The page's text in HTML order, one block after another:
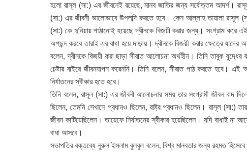
হলো রাসূল (সা:) এর জীবনেই রয়েছে, মানব জাতির জন্য সর্বোত্তম আদর্শ।
(সা:) এর জীবনী ভালোভাবে উপলব্দি করতে হবে। কেন আল্লাহ তায়ালা রাসূল
(সা:) কে দুনিয়ায় পাঠানোই হয়েছে দ্বীনকে বিজয়ী করার জন্য। সংগ্রাম করে
অপছন্দ করবে তারাই এর বাধা হয়ে দাড়ায়। দ্বীনকে বিজয়ী করার ক্ষেত্রে
বলেন, দ্বীনকে বিজয়ী করা ছাড়া সীরাত আলোচনা অর্থহীন। তিনি তাবুক যুদ্ধের
চেষ্টার বাইরে জীবনযাপন করেননি। তিনি বলেন, সীরাত পাঠ করতে
নির্যাতনের স্বীকার হতে হবে।
তিনি বলেন, রাসূল (সা:) এর জীবনী আলোচনার সময় তার সংগ্রামী জীবন বাদ
ছিলেন, তেমনি সেখানে প্রধানও ছিলেন, রাষ্ট্র প্রধানও ছিলেন। রাসূল (সা:)
জীবন কাটিয়েছিলেন। তায়েফে নির্যাতনের স্বীকার হয়েছিলেন। যদি বাধাই
বাধা আসবে।
সভাপতির বক্তব্যে নূরুল ইসলাম বুলবুল বলেন, বিশ্ব মানবতার জন্য রহমত